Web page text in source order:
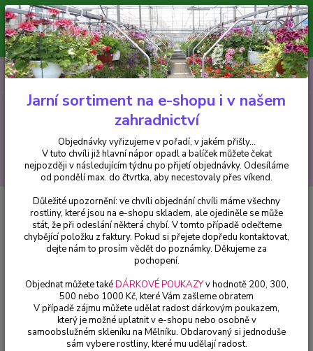
Minimální hodnota pro odeslání z e-shopu je 300 Kč.
V tuto chvíli již hlavní nápor objednávek opadl a balíček můžete čekat
nejpozději v následujícím týdnu po přijetí objednávky. Objednávky
vyřizujeme v pořadí, v jakém přišly...
CZK
Hledat
+420 602 223 614 0ks
za0 Kč
Hosty Hosta Stained Glass- Bohyška 3153
Hosta Stained Glass- Bohyška
3153
Jarní sortiment na e-shopu i v našem
zahradnictví
Objednávky vyřizujeme v pořadí, v jakém přišly...
V tuto chvíli již hlavní nápor opadl a balíček můžete čekat
nejpozději v následujícím týdnu po přijetí objednávky. Odesíláme
od pondělí max. do čtvrtka, aby necestovaly přes víkend.
Důležité upozornění: ve chvíli objednání chvíli máme všechny
rostliny, které jsou na e-shopu skladem, ale ojediněle se může
stát, že při odeslání některá chybí. V tomto případě odečteme
chybějící položku z faktury. Pokud si přejete dopředu kontaktovat,
dejte nám to prosím vědět do poznámky. Děkujeme za
pochopení.
Objednat můžete takéDÁRKOVÉ POUKAZYv hodnotě 200, 300,
500 nebo 1000 Kč, které Vám zašleme obratem
V případě zájmu můžete udělat radost dárkovým poukazem,
který je možné uplatnit v e-shopu nebo osobně v
samoobslužném skleníku na Mělníku. Obdarovaný si jednoduše
sám vybere rostliny, které mu udělají radost.